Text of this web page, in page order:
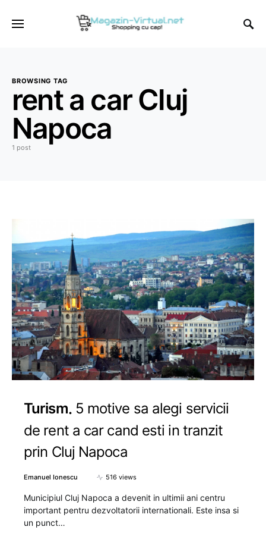
BROWSING TAG
rent a car Cluj
Napoca
1 post
Turism 5 motive sa alegi servicii
de rent a car cand esti in tranzit
prin Cluj Napoca
Emanuel Ionescu 516 views
Municipiul Cluj Napoca a devenit in ultimii ani centru
important pentru dezvoltatorii internationali. Este insa si
un punct…